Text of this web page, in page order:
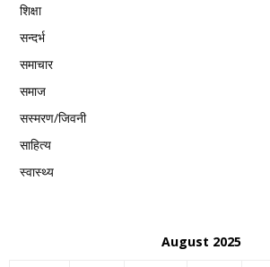
शिक्षा
सन्दर्भ
समाचार
समाज
सस्मरण/जिवनी
साहित्य
स्वास्थ्य
August 2025